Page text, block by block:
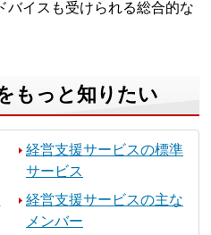
バイスも受けられる総合的な
もっと知りたい
経営支援サービスの標準
サービス
経営支援サービスの主な
メンバー